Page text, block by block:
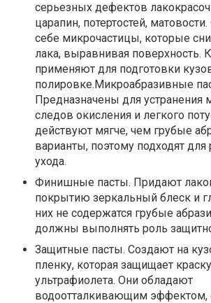
серьезных дефектов
царапин, потертостей,
себе микрочастицы, которые
лака, выравнивая поверхность.
применяют для подготовки
полировке.Микроабразивные
Предназначены для устранения
следов окисления и легкого
действуют мягче, чем грубые
варианты, поэтому подходят для
ухода.
Финишные пасты. Придают
покрытию зеркальный блеск и
них не содержатся грубые
должны выполнять роль
Защитные пасты. Создают на
пленку, которая защищает
ультрафиолета. Они обладают
водоотталкивающим эффектом,